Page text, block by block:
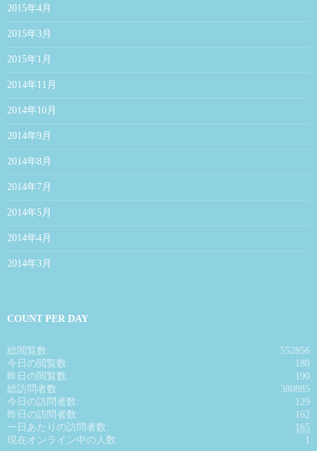
2015年4月
2015年3月
2015年1月
2014年11月
2014年10月
2014年9月
2014年8月
2014年7月
2014年5月
2014年4月
2014年3月
COUNT PER DAY
552856
総閲覧数:
180
今日の閲覧数:
190
昨日の閲覧数:
380885
総訪問者数:
129
今日の訪問者数:
162
昨日の訪問者数:
165
一日あたりの訪問者数:
1
現在オンライン中の人数: